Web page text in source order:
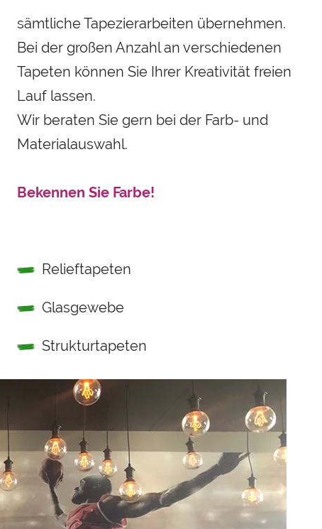
sämtliche Tapezierarbeiten übernehmen.
Bei der großen Anzahl an verschiedenen
Tapeten können Sie Ihrer Kreativität freien
Lauf lassen.
Wir beraten Sie gern bei der Farb- und
Materialauswahl.
Bekennen Sie Farbe!
Relieftapeten
Glasgewebe
Strukturtapeten